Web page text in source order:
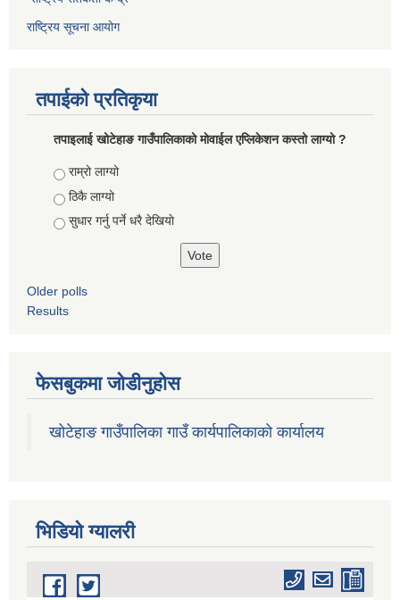
राष्ट्रिय सूचना आयोग
तपाईको प्रतिकृया
तपाइलाई खोटेहाङ गाउँपालिकाको माेवाईल एप्लिकेशन कस्तो लाग्यो ?
Choices
राम्रो लाग्यो
ठिकै लाग्यो
सुधार गर्नु पर्ने धरै देखियाे
Older polls
Results
फेसबुकमा जोडीनुहोस
खोटेहाङ गाउँपालिका गाउँ कार्यपालिकाको कार्यालय
भिडियाे ग्यालरी